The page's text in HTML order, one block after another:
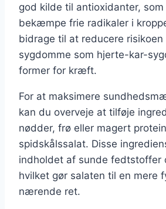
god kilde til antioxidanter,
bekæmpe frie radikaler i
bidrage til at reducere risikoen
sygdomme som hjerte-kar-
former for kræft.
For at maksimere
kan du overveje at tilføje
nødder, frø eller magert
spidskålssalat. Disse
indholdet af sunde fedtstoffer
hvilket gør salaten til en mere
nærende ret.